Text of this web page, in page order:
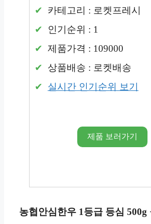
카테고리 : 로켓프레시
인기순위 : 1
제품가격 : 109000
상품배송 : 로켓배송
실시간 인기순위 보기
제품 보러가기
농협안심한우 1등급 등심 500g